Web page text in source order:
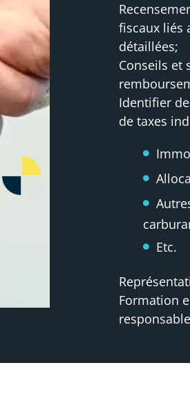
fiscaux liés
détaillées;
Conseils et
Identifier
de taxes
Etc.
Formation